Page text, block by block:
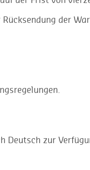
der
Deutsch zur